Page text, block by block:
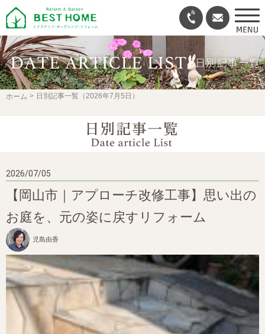
ホーム 日別記事一覧（2026年7月5日）
2026/07/05
【岡山市｜アプローチ改修工事】思い出の
お庭を、元の姿に戻すリフォーム
児島由香